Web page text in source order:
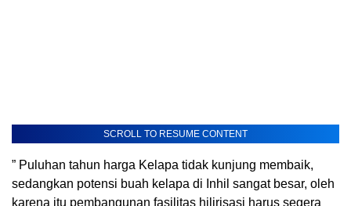
SCROLL TO RESUME CONTENT
” Puluhan tahun harga Kelapa tidak kunjung membaik,
sedangkan potensi buah kelapa di Inhil sangat besar, oleh
karena itu pembangunan fasilitas hilirisasi harus segera